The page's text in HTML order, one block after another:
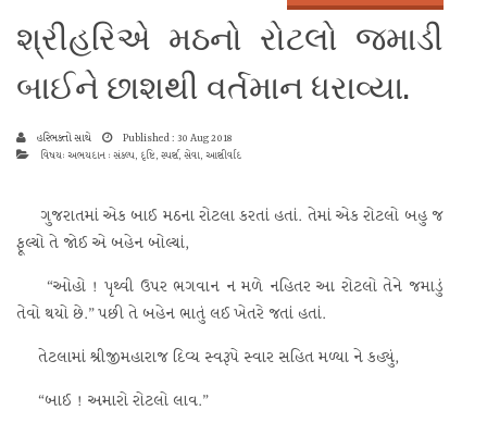
શ્રીહરિએ મઠનો રોટલો જમાડી
બાઈને છાશથી વર્તમાન ધરાવ્યા.
હરિભક્તો સાથે
Published : 30 Aug 2018
વિષય: અભયદાન : સંકલ્પ, દૃષ્ટિ, સ્પર્શ, સેવા, આશીર્વાદ
ગુજરાતમાં એક બાઈ મઠના રોટલા કરતાં હતાં. તેમાં એક રોટલો બહુ જ
ફૂલ્યો તે જોઈ એ બહેન બોલ્યાં,
“ઓહો ! પૃથ્વી ઉપર ભગવાન ન મળે નહિતર આ રોટલો તેને જમાડું
તેવો થયો છે.” પછી તે બહેન ભાતું લઈ ખેતરે જતાં હતાં.
તેટલામાં શ્રીજીમહારાજ દિવ્ય સ્વરૂપે સ્વાર સહિત મળ્યા ને કહ્યું,
“બાઈ ! અમારો રોટલો લાવ.”